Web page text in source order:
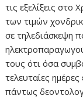
τις εξελίξεις στο
των τιμών
σε τηλεδιάσκεψη
τους ότι όσα
τελευταίες ημέρες
πάντως